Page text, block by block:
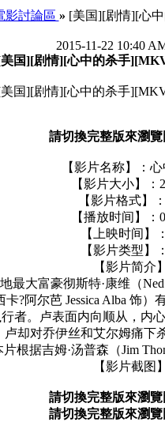
影討論區 » [美国][剧情][心
2015-11-22 10:40
国][剧情][心中的杀手
国][剧情][心中的杀手
請切換完整版來瀏
【影片名称】：
【影片大小】：
【影片格式】
【播放时间】：
【上映时间】
【影片类型】
【影片简介
大富豪彻斯特·康维（
?阿尔芭 Jessica Alba 饰
行者。卢表面内向顺从，
卢却对乔伊丝和艾尔姆痛
据吉姆·汤普森（Jim
【影片截图
請切換完整版來瀏
請切換完整版來瀏